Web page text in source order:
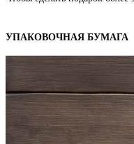
УПАКОВОЧНАЯ БУМАГА